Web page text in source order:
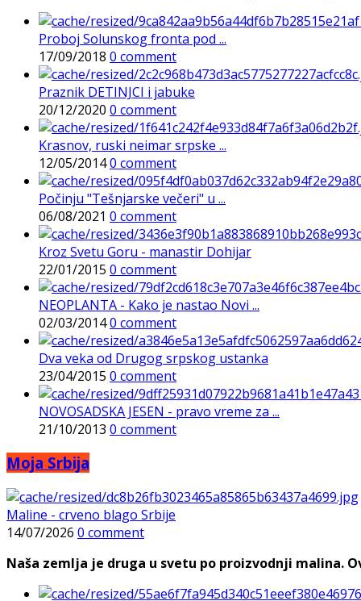
Proboj Solunskog fronta pod ...
17/09/2018 0 comment
Praznik DETINJCI i jabuke
20/12/2020 0 comment
Krasnov, ruski neimar srpske ...
12/05/20140 comment
Počinju "Tešnjarske večeri" u ...
06/08/2021 0 comment
Kroz Svetu Goru - manastir Dohijar
22/01/2015 0 comment
NEOPLANTA - Kako je nastao Novi ...
02/03/20140 comment
Dva veka od Drugog srpskog ustanka
23/04/2015 0 comment
NOVOSADSKA JESEN - pravo vreme za ...
21/10/2013 0 comment
Moja Srbija
Maline - crveno blago Srbije
14/07/2026 0 comment
Naša zemlja je druga u svetu po proizvodnji malina.